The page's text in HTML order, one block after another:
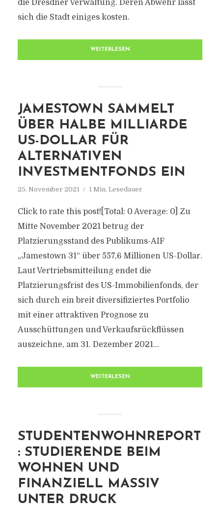
die Dresdner Verwaltung. Deren Abwehr lässt
sich die Stadt einiges kosten.
WEITERLESEN
JAMESTOWN SAMMELT
ÜBER HALBE MILLIARDE
US-DOLLAR FÜR
ALTERNATIVEN
INVESTMENTFONDS EIN
25. November 2021 1 Min. Lesedauer
Click to rate this post![Total: 0 Average: 0] Zu
Mitte November 2021 betrug der
Platzierungsstand des Publikums-AIF
„Jamestown 31“ über 557,6 Millionen US-Dollar.
Laut Vertriebsmitteilung endet die
Platzierungsfrist des US-Immobilienfonds, der
sich durch ein breit diversifiziertes Portfolio
mit einer attraktiven Prognose zu
Ausschüttungen und Verkaufsrückflüssen
auszeichne, am 31. Dezember 2021...
WEITERLESEN
STUDENTENWOHNREPORT
: STUDIERENDE BEIM
WOHNEN UND
FINANZIELL MASSIV
UNTER DRUCK